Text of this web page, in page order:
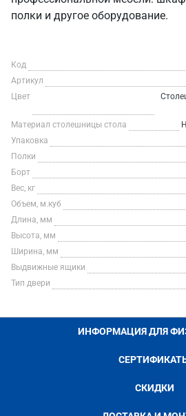
полки и другое оборудование.
Код
Артикул
Цвет
Материал столешницы стола
Упаковка
Полки
Борт
Вес, кг
Объем, м.куб
Длина, мм
Высота, мм
Ширина, мм
Выдвижные ящики
Тип двери
ИНФОРМАЦИЯ ДЛЯ
СКИДКИ